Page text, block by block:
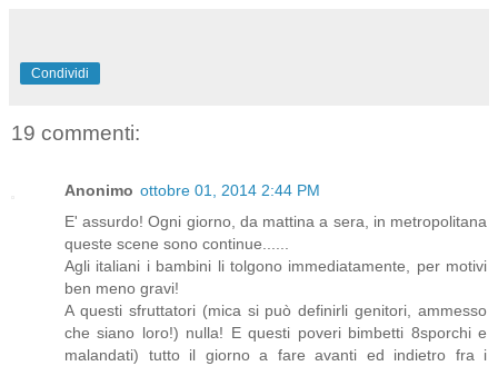
Condividi
19 commenti:
Anonimo ottobre 01, 2014 2:44 PM
E' assurdo! Ogni giorno, da mattina a sera, in metropolitana
queste scene sono continue......
Agli italiani i bambini li tolgono immediatamente, per motivi
ben meno gravi!
A questi sfruttatori (mica si può definirli genitori, ammesso
che siano loro!) nulla! E questi poveri bimbetti 8sporchi e
malandati) tutto il giorno a fare avanti ed indietro fra i